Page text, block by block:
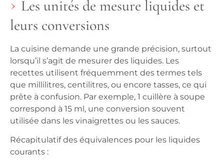
Les unités de mesure liquides et
leurs conversions
La cuisine demande une grande précision, surtout
lorsqu’il s’agit de mesurer des liquides. Les
recettes utilisent fréquemment des termes tels
que millilitres, centilitres, ou encore tasses, ce qui
prête à confusion. Par exemple, 1 cuillère à soupe
correspond à 15 ml, une conversion souvent
utilisée dans les vinaigrettes ou les sauces.
Récapitulatif des équivalences pour les liquides
courants :